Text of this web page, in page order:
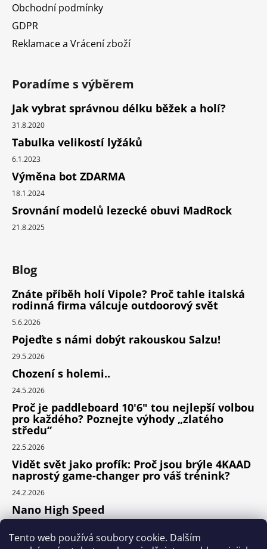
Tento web používá soubory cookie. Dalším
Obchodní podmínky
GDPR
Reklamace a Vrácení zboží
Poradíme s výběrem
Jak vybrat správnou délku běžek a holí?
31.8.2020
Tabulka velikostí lyžáků
6.1.2023
Výměna bot ZDARMA
18.1.2024
Srovnání modelů lezecké obuvi MadRock
21.8.2025
Blog
Znáte příběh holí Vipole? Proč tahle italská
rodinná firma válcuje outdoorový svět
5.6.2026
Pojeďte s námi dobýt rakouskou Salzu!
29.5.2026
Chození s holemi..
24.5.2026
Proč je paddleboard 10'6" tou nejlepší volbou
pro každého? Poznejte výhody „zlatého
středu“
22.5.2026
Vidět svět jako profík: Proč jsou brýle 4KAAD
naprostý game-changer pro váš trénink?
24.2.2026
Nano High Speed
Nejlepší cyklodoplňky v porovnání cena /